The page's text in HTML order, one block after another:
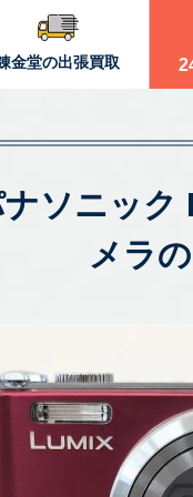
金堂の出張買取
ソニック
メラ